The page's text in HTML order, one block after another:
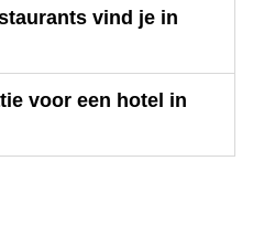
vind je in
voor een hotel in